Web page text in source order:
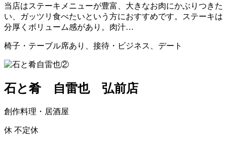
当店はステーキメニューが豊富、大きなお肉にかぶりつきた
い、ガッツリ食べたいという方におすすめです。ステーキは
分厚くボリューム感があり。肉汁…
椅子・テーブル席あり、接待・ビジネス、デート
石と肴 自雷也 弘前店
創作料理・居酒屋
休 不定休